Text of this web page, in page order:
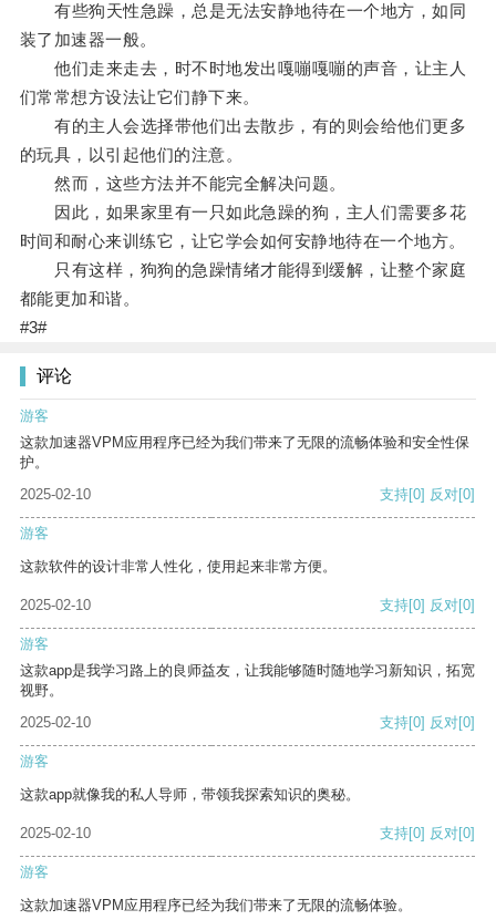
有些狗天性急躁，总是无法安静地待在一个地方，如同
装了加速器一般。
他们走来走去，时不时地发出嘎嘣嘎嘣的声音，让主人
们常常想方设法让它们静下来。
有的主人会选择带他们出去散步，有的则会给他们更多
的玩具，以引起他们的注意。
然而，这些方法并不能完全解决问题。
因此，如果家里有一只如此急躁的狗，主人们需要多花
时间和耐心来训练它，让它学会如何安静地待在一个地方。
只有这样，狗狗的急躁情绪才能得到缓解，让整个家庭
都能更加和谐。
#3#
评论
游客
这款加速器VPM应用程序已经为我们带来了无限的流畅体验和安全性保
护。
2025-02-10
支持[0] 反对[0]
游客
这款软件的设计非常人性化，使用起来非常方便。
2025-02-10 支持[0] 反对[0]
游客
这款app是我学习路上的良师益友，让我能够随时随地学习新知识，拓宽
视野。
2025-02-10
支持[0] 反对[0]
游客
这款app就像我的私人导师，带领我探索知识的奥秘。
2025-02-10 支持[0] 反对[0]
游客
这款加速器VPM应用程序已经为我们带来了无限的流畅体验。